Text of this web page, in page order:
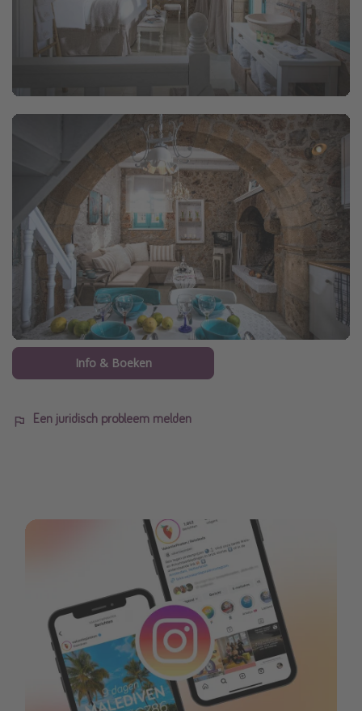
Info & Boeken
Een juridisch probleem melden